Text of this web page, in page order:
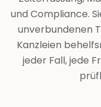
und Compliance.
unverbundenen
Kanzleien
jeder Fall, jede